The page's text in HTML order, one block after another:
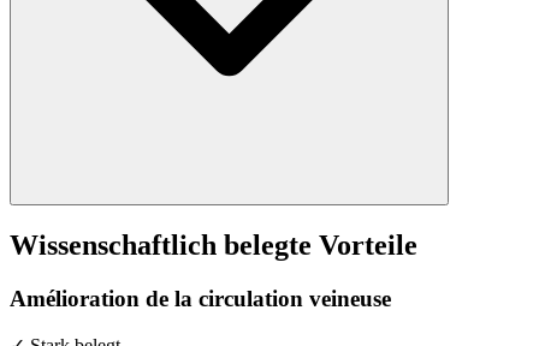
Wissenschaftlich belegte Vorteile
Amélioration de la circulation veineuse